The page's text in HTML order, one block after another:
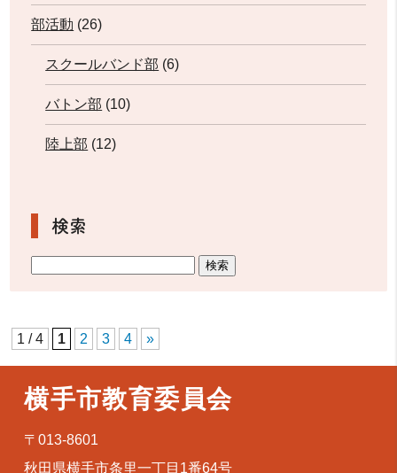
部活動 (26)
スクールバンド部 (6)
バトン部 (10)
陸上部 (12)
検索
1 / 4 1 2 3 4 »
横手市教育委員会
〒013-8601
秋田県横手市条里一丁目1番64号